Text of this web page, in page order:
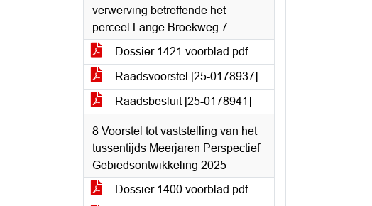
verwerving betreffende het
perceel Lange Broekweg 7
Dossier 1421 voorblad.pdf
Raadsvoorstel [25-0178937]
Raadsbesluit [25-0178941]
8 Voorstel tot vaststelling van het
tussentijds Meerjaren Perspectief
Gebiedsontwikkeling 2025
Dossier 1400 voorblad.pdf